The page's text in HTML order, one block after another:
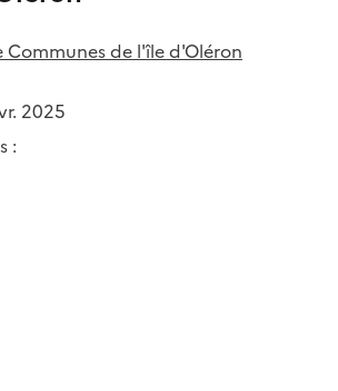
de l'île d'Oléron
2025
: